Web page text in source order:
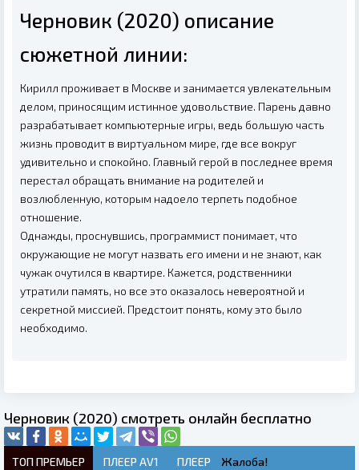
Черновик (2020) описание
сюжетной линии:
Кирилл проживает в Москве и занимается увлекательным
делом, приносящим истинное удовольствие. Парень давно
разрабатывает компьютерные игры, ведь большую часть
жизнь проводит в виртуальном мире, где все вокруг
удивительно и спокойно. Главный герой в последнее время
перестал обращать внимание на родителей и
возлюбленную, которым надоело терпеть подобное
отношение.
Однажды, проснувшись, программист понимает, что
окружающие не могут назвать его имени и не знают, как
чужак очутился в квартире. Кажется, родственники
утратили память, но все это оказалось невероятной и
секретной миссией. Предстоит понять, кому это было
необходимо.
Черновик (2020) смотреть онлайн бесплатно
ТОП ПРЕМЬЕР ПЛЕЕР AV1 ПЛЕЕР Жалоба!